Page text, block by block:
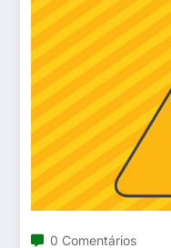
0 Comentários